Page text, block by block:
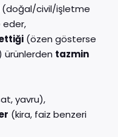
(doğal/civil/işletme
eder,
(özen gösterse
ürünlerden tazmin
yavru),
(kira, faiz benzeri